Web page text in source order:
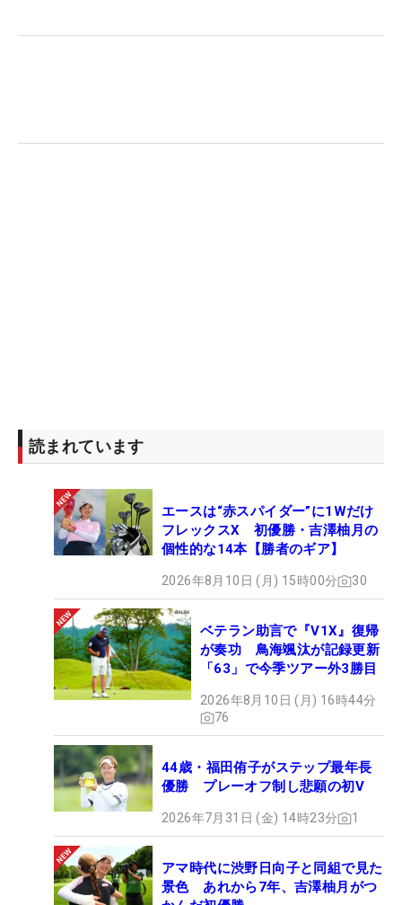
りうれしい。
今回の優勝によってファーストQTが免除となり、フ
ァイナル（11月28～12月1日、静岡県・葛城ゴルフ
倶楽部 宇刈C）からの出場が可能となった。
QTでは30位以内に絶対入りたい。今週の波が続
いてくれればいいけど、もういくしかないという気
持ちしかないと思っています。気持ちが大事。来年
はJLPGAツアーで戦いたいけど、まだまだレベルが
全然足りないので、もっとショットを磨いて、ショ
ートゲームも磨いていきたいです」。気持ちはすで
に次なる戦いへと向いている。
読まれています
エースは“赤スパイダー”に1Wだけ
フレックスX 初優勝・吉澤柚月の
個性的な14本【勝者のギア】
2026年8月10日 (月) 15時00分 30
ベテラン助言で『V1X』復帰
が奏功 鳥海颯汰が記録更新
「63」で今季ツアー外3勝目
2026年8月10日 (月) 16時44分
76
44歳・福田侑子がステップ最年長
優勝 プレーオフ制し悲願の初V
2026年7月31日 (金) 14時23分 1
アマ時代に渋野日向子と同組で見た
景色 あれから7年、吉澤柚月がつ